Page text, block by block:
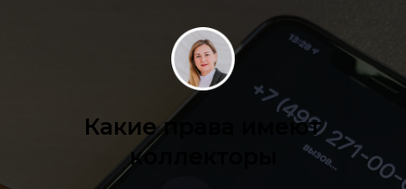
Какие права имеют
коллекторы